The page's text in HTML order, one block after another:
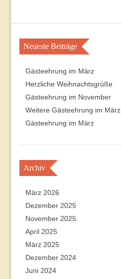
Neueste Beiträge
Gästeehrung im März
Herzliche Weihnachtsgrüße
Gästeehrung im November
Weitere Gästeehrung im März
Gästeehrung im März
Archiv
März 2026
Dezember 2025
November 2025
April 2025
März 2025
Dezember 2024
Juni 2024